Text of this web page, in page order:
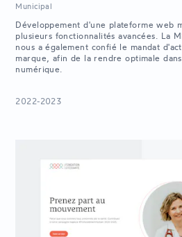
Municipal
Développement d'une plateforme web
plusieurs fonctionnalités avancées. La
nous a également confié le mandat
marque, afin de la rendre optimale
numérique.
2022-2023